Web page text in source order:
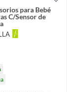
para Bebé
C/Sensor de